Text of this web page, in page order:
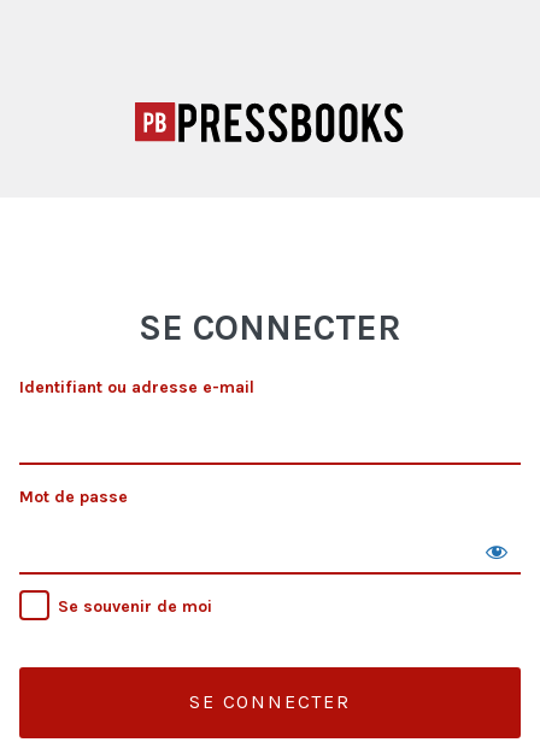
SE CONNECTER
Identifiant ou adresse e-mail
Mot de passe
Se souvenir de moi